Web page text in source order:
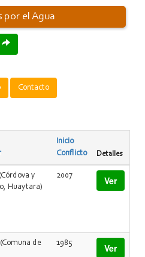
por el Agua
Contacto
Inicio
Conflicto
Detalles
y
Huaytara)
2007 Ver
de
1985 Ver